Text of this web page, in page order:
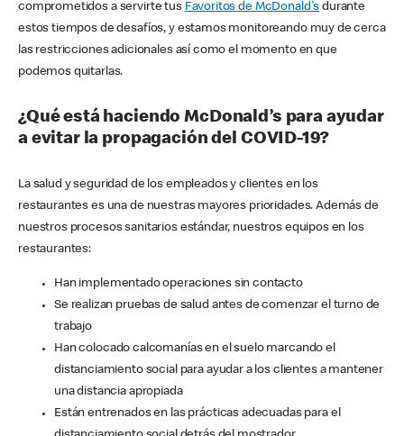
comprometidos a servirte tus Favoritos de McDonald's durante
estos tiempos de desafíos, y estamos monitoreando muy de cerca
las restricciones adicionales así como el momento en que
podemos quitarlas.
¿Qué está haciendo McDonald’s para ayudar
a evitar la propagación del COVID-19?
La salud y seguridad de los empleados y clientes en los
restaurantes es una de nuestras mayores prioridades. Además de
nuestros procesos sanitarios estándar, nuestros equipos en los
restaurantes:
Han implementado operaciones sin contacto
Se realizan pruebas de salud antes de comenzar el turno de
trabajo
Han colocado calcomanías en el suelo marcando el
distanciamiento social para ayudar a los clientes a mantener
una distancia apropiada
Están entrenados en las prácticas adecuadas para el